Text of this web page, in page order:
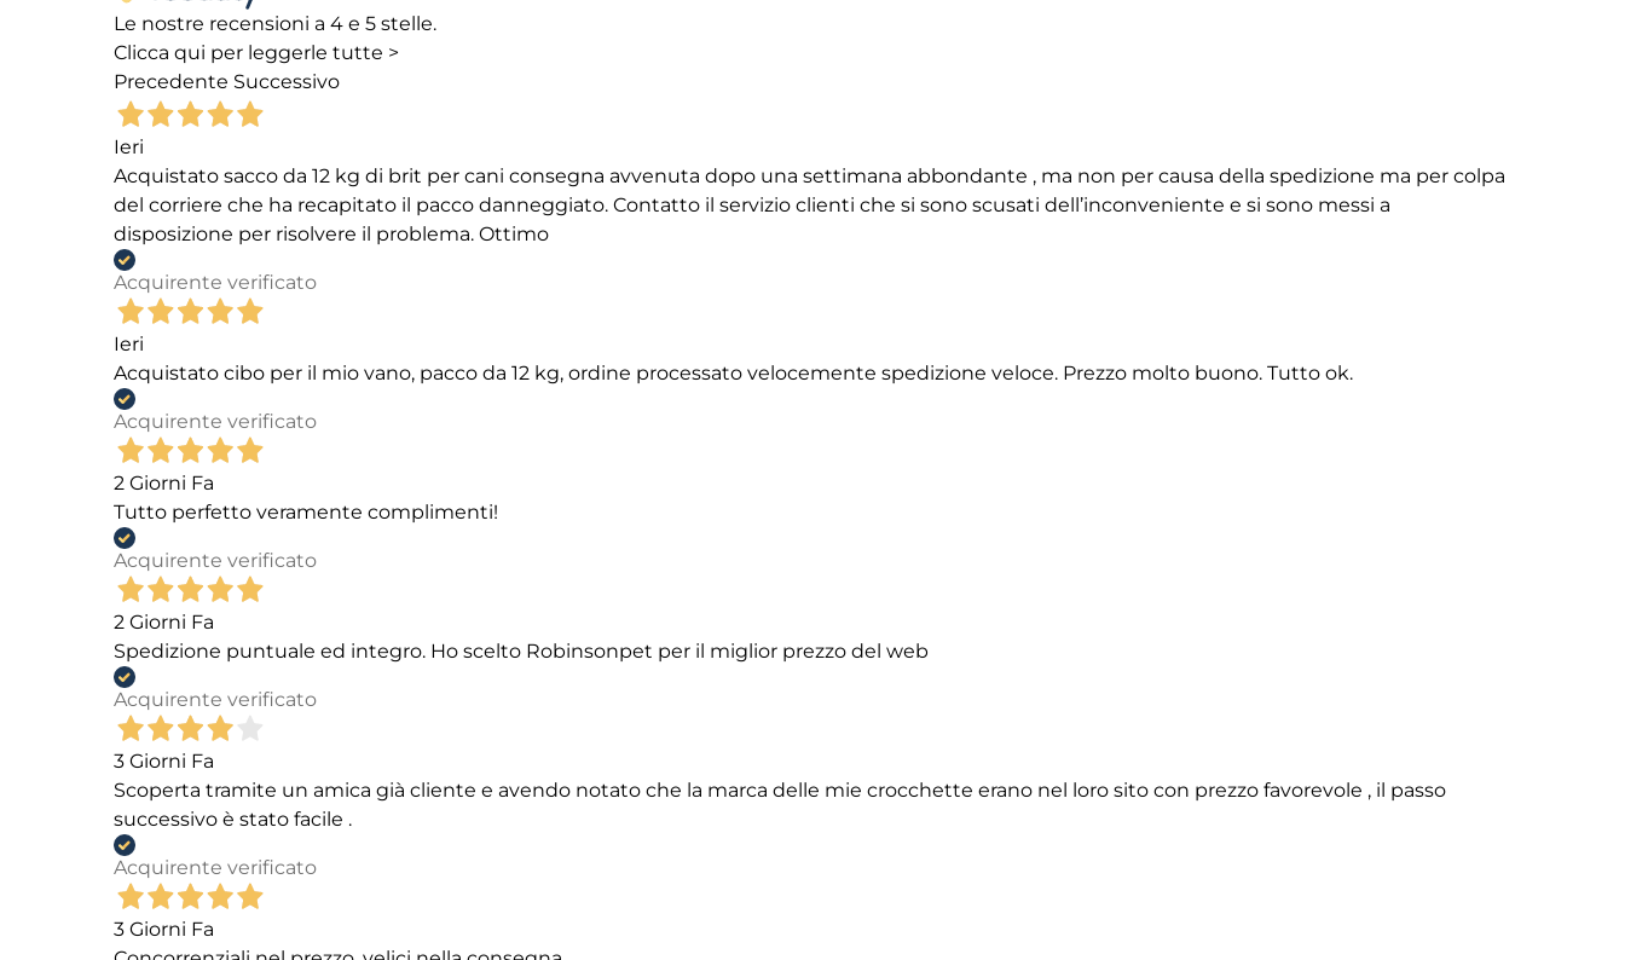
Le nostre recensioni a 4 e 5 stelle.
Clicca qui per leggerle tutte >
Precedente Successivo
Ieri
Acquistato sacco da 12 kg di brit per cani consegna avvenuta dopo una settimana abbondante , ma non per causa della spedizione ma per colpa
del corriere che ha recapitato il pacco danneggiato. Contatto il servizio clienti che si sono scusati dell’inconveniente e si sono messi a
disposizione per risolvere il problema. Ottimo
Acquirente verificato
Ieri
Acquistato cibo per il mio vano, pacco da 12 kg, ordine processato velocemente spedizione veloce. Prezzo molto buono. Tutto ok.
Acquirente verificato
2 Giorni Fa
Tutto perfetto veramente complimenti!
Acquirente verificato
2 Giorni Fa
Spedizione puntuale ed integro. Ho scelto Robinsonpet per il miglior prezzo del web
Acquirente verificato
3 Giorni Fa
Scoperta tramite un amica già cliente e avendo notato che la marca delle mie crocchette erano nel loro sito con prezzo favorevole , il passo
successivo è stato facile .
Acquirente verificato
3 Giorni Fa